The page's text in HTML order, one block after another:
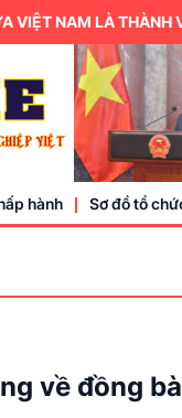
LÀ THÀNH VIÊN
hành Sơ đồ tổ
về đồng